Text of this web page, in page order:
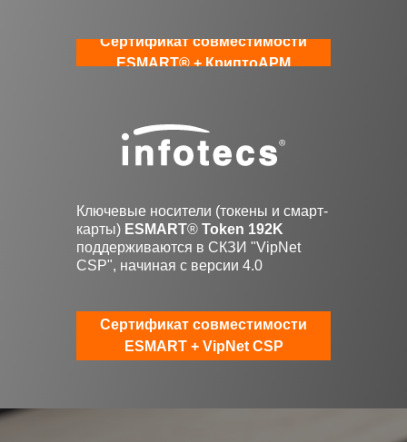
Ключевые носители (токены и смарт-
карты) ESMART® Token 192K
поддерживаются в СКЗИ "VipNet
CSP", начиная с версии 4.0
Сертификат совместимости
ESMART + VipNet CSP
Сертификат совместимости
ESMART® + КриптоАРМ